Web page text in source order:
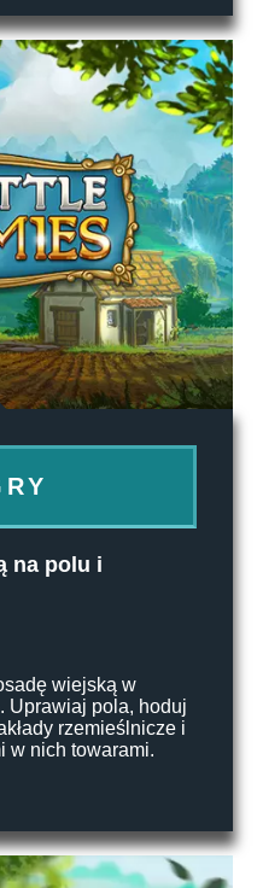
na polu i
wiejską w
Uprawiaj pola, hoduj
rzemieślnicze i
w nich towarami.